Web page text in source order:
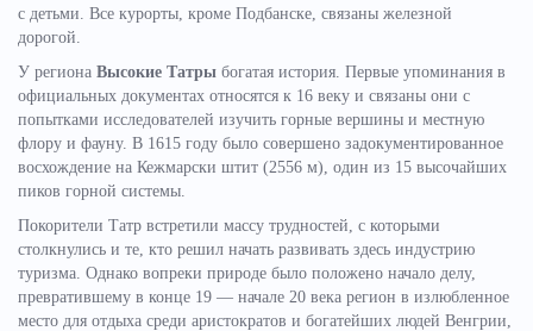
с детьми. Все курорты, кроме Подбанске, связаны железной
дорогой.
У региона Высокие Татры богатая история. Первые упоминания в
официальных документах относятся к 16 веку и связаны они с
попытками исследователей изучить горные вершины и местную
флору и фауну. В 1615 году было совершено задокументированное
восхождение на Кежмарски штит (2556 м), один из 15 высочайших
пиков горной системы.
Покорители Татр встретили массу трудностей, с которыми
столкнулись и те, кто решил начать развивать здесь индустрию
туризма. Однако вопреки природе было положено начало делу,
превратившему в конце 19 — начале 20 века регион в излюбленное
место для отдыха среди аристократов и богатейших людей Венгрии,